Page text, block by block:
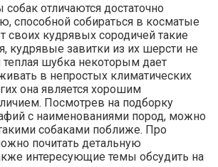
отличаются достаточно
способной собираться в косматые
своих кудрявых сородичей такие
кудрявые завитки из их шерсти не
теплая шубка некоторым дает
в непростых климатических
она является хорошим
Посмотрев на подборку
с наименованиями пород, можно
собаками поближе. Про
почитать детальную
интересующие темы обсудить на